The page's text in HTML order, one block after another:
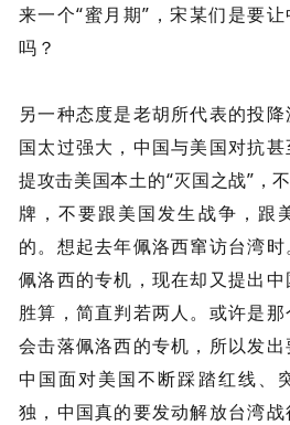
来一个“蜜月期”，宋某们是要
吗？
另一种态度是老胡所代表的投
国太过强大，中国与美国对抗
提攻击美国本土的“灭国之战”，
牌，不要跟美国发生战争，跟
的。想起去年佩洛西窜访台湾
佩洛西的专机，现在却又提出
胜算，简直判若两人。或许是
会击落佩洛西的专机，所以发
中国面对美国不断踩踏红线、
独，中国真的要发动解放台湾